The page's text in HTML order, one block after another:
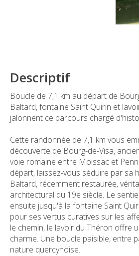
Descriptif
Boucle de 7,1 km au départ de
Baltard, fontaine Saint Quirin et
jalonnent ce parcours chargé
Cette randonnée de 7,1 km vous
découverte de Bourg-de-Visa,
voie romaine entre Moissac et
départ, laissez-vous séduire par sa
Baltard, récemment restaurée,
architectural du 19e siècle. Le
ensuite jusqu'à la fontaine Saint
pour ses vertus curatives sur les
le chemin, le lavoir du Théron offre
charme. Une boucle paisible, entre
nature quercynoise.